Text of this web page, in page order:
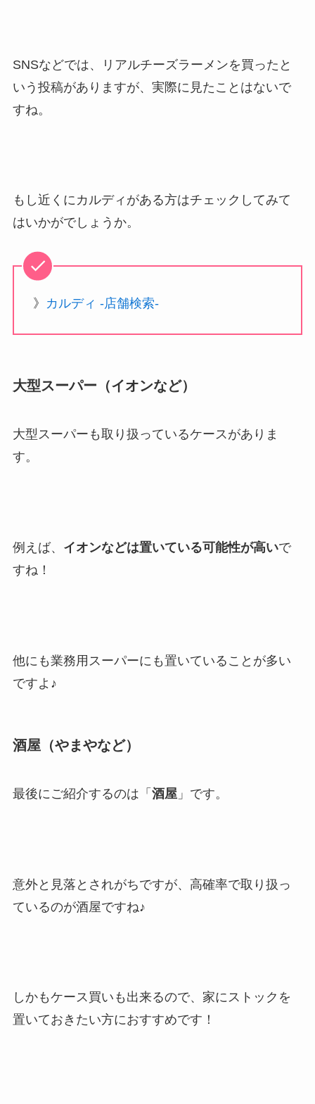
SNSなどでは、リアルチーズラーメンを買ったと
いう投稿がありますが、実際に見たことはないで
すね。
もし近くにカルディがある方はチェックしてみて
はいかがでしょうか。
》 カルディ -店舗検索-
大型スーパー（イオンなど）
大型スーパーも取り扱っているケースがありま
す。
例えば、 イオンなどは置いている可能性が高いで
すね！
他にも業務用スーパーにも置いていることが多い
ですよ♪
酒屋（やまやなど）
最後にご紹介するのは「 酒屋」です。
意外と見落とされがちですが、高確率で取り扱っ
ているのが酒屋ですね♪
しかもケース買いも出来るので、家にストックを
置いておきたい方におすすめです！